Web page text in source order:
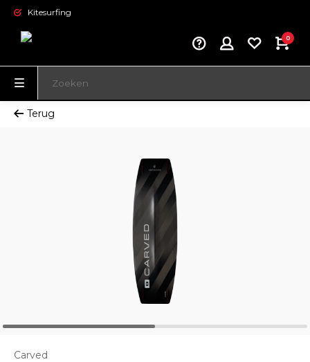
Kitesurfing
0
Terug
Carved